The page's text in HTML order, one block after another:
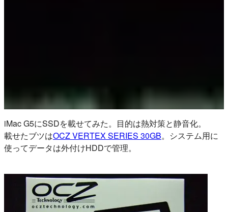
iMac G5にSSDを載せてみた。目的は熱対策と静音化。
載せたブツはOCZ VERTEX SERIES 30GB。システム用に
使ってデータは外付けHDDで管理。